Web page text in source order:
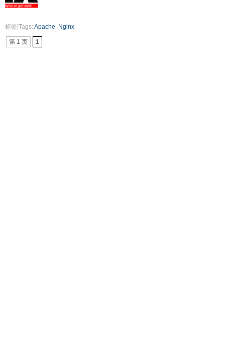
标签|Tags:Apache, Nginx
第 1 页 1